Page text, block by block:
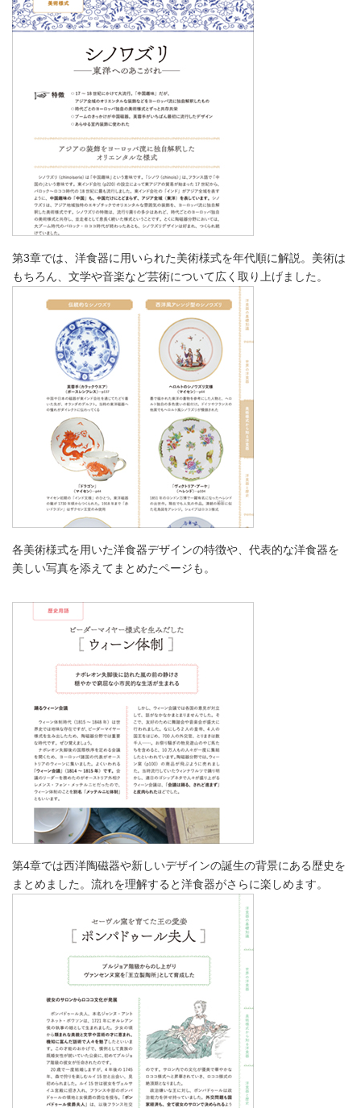
第3章では、洋食器に用いられた美術様式を年代順に解説。美術は
もちろん、文学や音楽など芸術について広く取り上げました。
各美術様式を用いた洋食器デザインの特徴や、代表的な洋食器を
美しい写真を添えてまとめたページも。
第4章では西洋陶磁器や新しいデザインの誕生の背景にある歴史を
まとめました。流れを理解すると洋食器がさらに楽しめます。